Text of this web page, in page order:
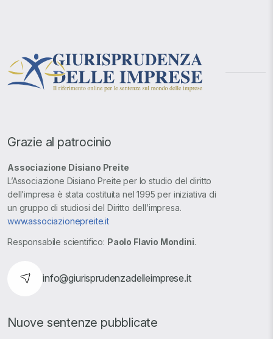
Grazie al patrocinio
Associazione Disiano Preite
L’Associazione Disiano Preite per lo studio del diritto
dell’impresa è stata costituita nel 1995 per iniziativa di
un gruppo di studiosi del Diritto dell’impresa.
www.associazionepreite.it
Responsabile scientifico: Paolo Flavio Mondini.
info@giurisprudenzadelleimprese.it
Nuove sentenze pubblicate